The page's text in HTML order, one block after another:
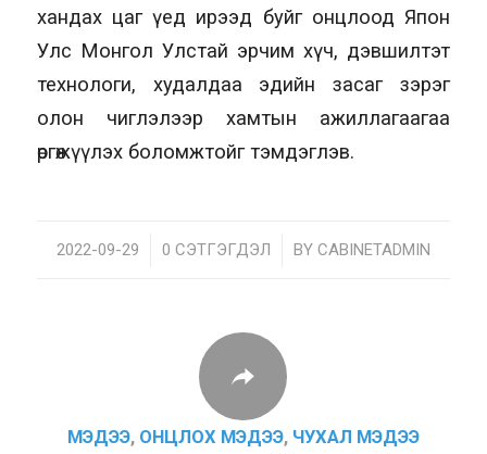
хандах цаг үед ирээд буйг онцлоод Япон
Улс Монгол Улстай эрчим хүч, дэвшилтэт
технологи, худалдаа эдийн засаг зэрэг
олон чиглэлээр хамтын ажиллагаагаа
өргөжүүлэх боломжтойг тэмдэглэв.
2022-09-29
/ 0 СЭТГЭГДЭЛ
/ BY CABINETADMIN
МЭДЭЭ, ОНЦЛОХ МЭДЭЭ, ЧУХАЛ МЭДЭЭ